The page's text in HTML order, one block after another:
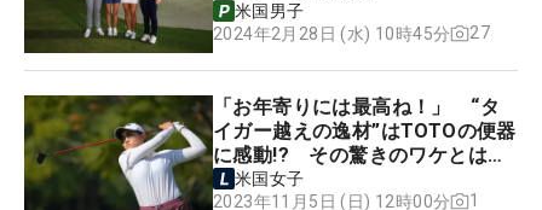
米国男子
2024年2月28日 (水) 10時45分
27
「お年寄りには最高ね！」 “タ
イガー越えの逸材”はTOTOの便器
に感動!? その驚きのワケとは…
米国女子
2023年11月5日 (日) 12時00分
1